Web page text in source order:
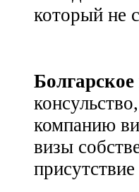
который не
Болгарское
компанию
визы